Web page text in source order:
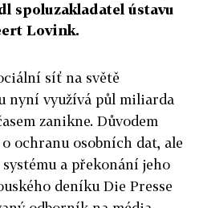
spoluzakladatel ústavu
Lovink.
síť na světě
nyní využívá půl miliarda
zanikne. Důvodem
ochranu osobních dat, ale
a překonání jeho
deníku Die Presse